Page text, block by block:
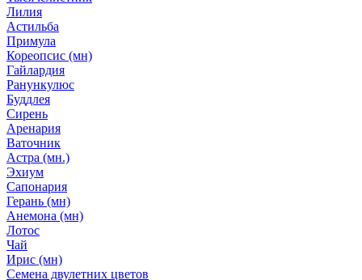
Лилия
Астильба
Примула
Кореопсис (мн)
Гайлардия
Ранункулюс
Буддлея
Сирень
Аренария
Ваточник
Астра (мн.)
Эхиум
Сапонария
Герань (мн)
Анемона (мн)
Лотос
Чай
Ирис (мн)
Семена двулетних цветов